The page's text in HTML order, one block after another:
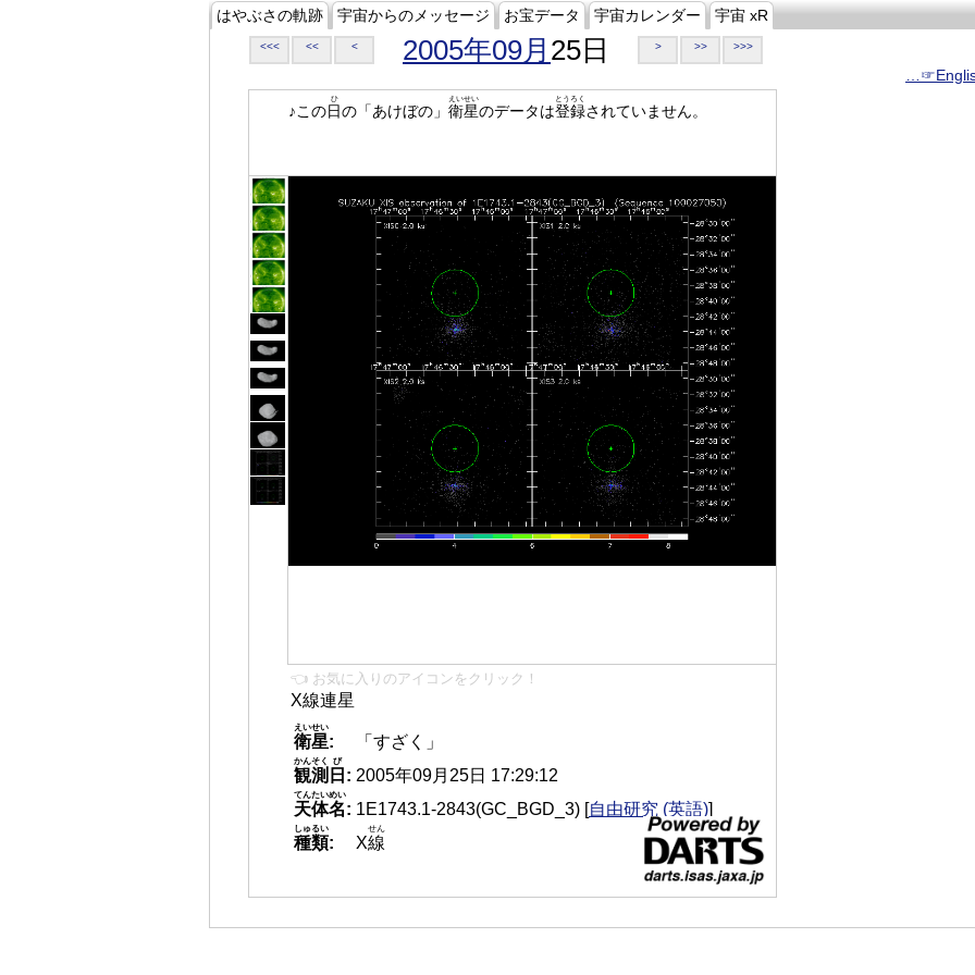
はやぶさの軌跡 宇宙からのメッセージ お宝データ 宇宙カレンダー 宇宙 xR
<<< << < 2005年09月 25日 > >> >>>
♪この日
ひ
の「あけぼの」 衛星
えいせい
のデータは登録
とうろく
されていません。
👈 お気に入りのアイコンをクリック！
X線連星
衛星
えいせい
:
「すざく」
観測
かんそく
日
び
: 2005年09月25日 17:29:12
天体名
てんたいめい
: 1E1743.1-2843(GC_BGD_3) [自由研究 (英語)]
種類
しゅるい
: X線
せん